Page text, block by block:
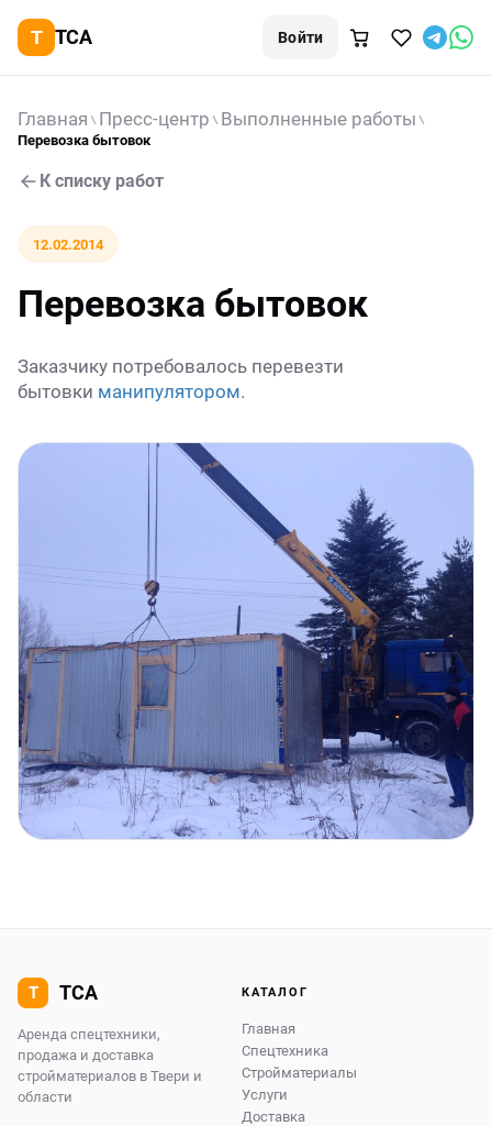
TCA Войти
Главная Пресс-центр Выполненные работы
Перевозка бытовок
К списку работ
12.02.2014
Перевозка бытовок
Заказчику потребовалось перевезти
бытовки манипулятором.
Аренда спецтехники,
продажа и доставка
стройматериалов в Твери и
области
КАТАЛОГ
Главная
Спецтехника
Стройматериалы
Услуги
Доставка